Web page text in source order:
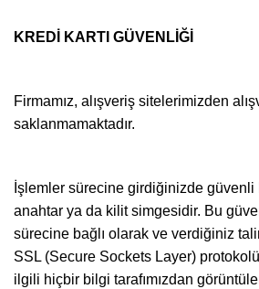
KREDİ KARTI GÜVENLİĞİ
Firmamız, alışveriş sitelerimizden
saklanmamaktadır.
İşlemler sürecine girdiğinizde güvenli
anahtar ya da kilit simgesidir. Bu
sürecine bağlı olarak ve verdiğiniz
SSL (Secure Sockets Layer)
ilgili hiçbir bilgi tarafımızdan